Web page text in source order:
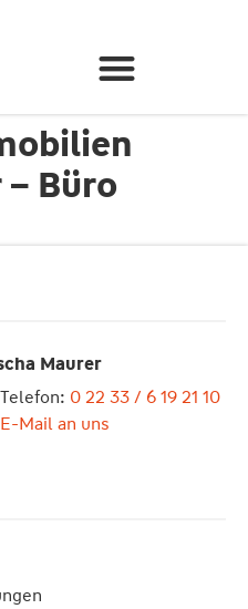
Maurer
Telefon: 0 22 33 / 6 19 21 10
E-Mail an uns
Büro